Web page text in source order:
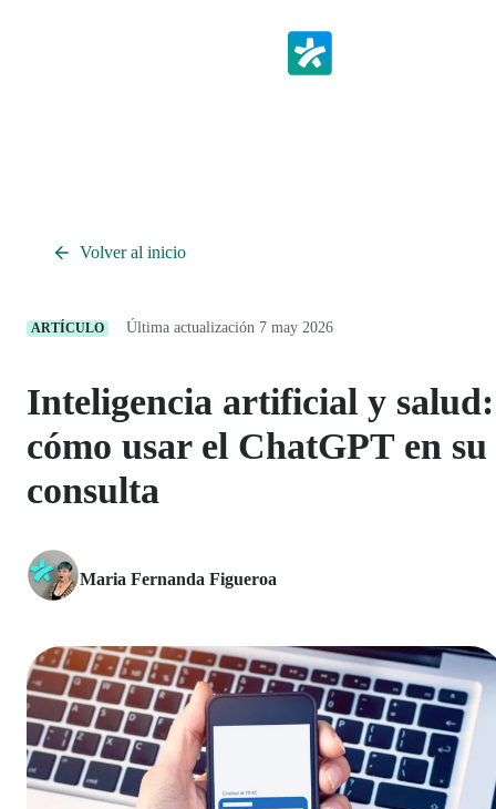
Volver al inicio
ARTÍCULO Última actualización 7 may 2026
Inteligencia artificial y salud:
cómo usar el ChatGPT en su
consulta
Maria Fernanda Figueroa